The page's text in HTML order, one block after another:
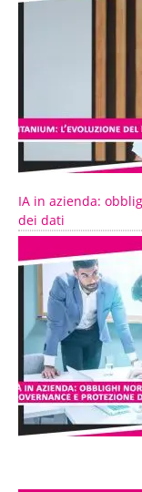
IA in azienda:
dei dati